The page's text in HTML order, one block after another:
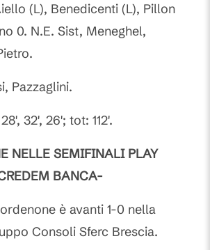
(L), Benedicenti (L), Pillon
0. N.E. Sist, Meneghel,
Pazzaglini.
32', 26'; tot: 112'.
NELLE SEMIFINALI PLAY
BANCA-
è avanti 1-0 nella
Consoli Sferc Brescia.